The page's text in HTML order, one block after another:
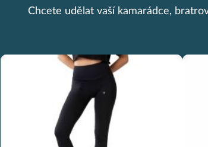
Chcete udělat vaší kamarádce,